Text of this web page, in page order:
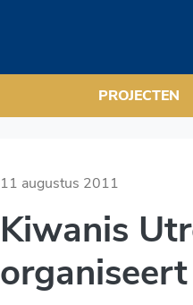
PROJECTEN
11 augustus 2011
Kiwanis